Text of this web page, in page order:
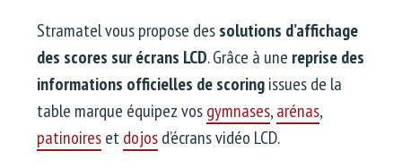
Stramatel vous propose dessolutions d’affichage
des scores sur écrans LCD. Grâce à une reprise des
informations officielles de scoringissues de la
table marque équipez vosgymnases,arénas,
patinoiresetdojosd’écrans vidéo LCD.